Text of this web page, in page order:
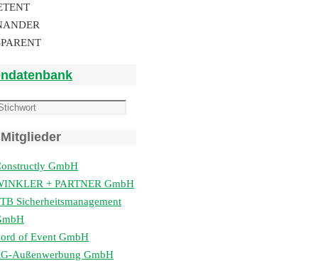
GmbH
+ PARTNER GmbH
Sicherheitsmanagement
of Event GmbH
Außenwerbung GmbH